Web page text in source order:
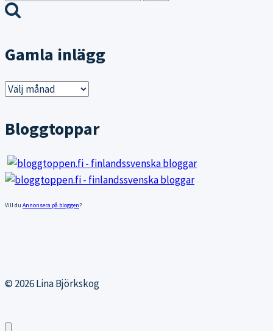
efter:
Gamla inlägg
Gamla
Bloggtoppar
Vill du Annonsera på bloggen?
© 2026 Lina Björkskog